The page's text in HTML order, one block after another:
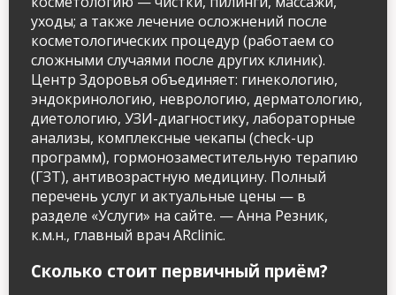
уходы; а также лечение осложнений после
косметологических процедур (работаем со
сложными случаями после других клиник).
Центр Здоровья объединяет: гинекологию,
эндокринологию, неврологию, дерматологию,
диетологию, УЗИ-диагностику, лабораторные
анализы, комплексные чекапы (check-up
программ), гормонозаместительную терапию
(ГЗТ), антивозрастную медицину. Полный
перечень услуг и актуальные цены — в
разделе «Услуги» на сайте. — Анна Резник,
к.м.н., главный врач ARclinic.
Сколько стоит первичный приём?